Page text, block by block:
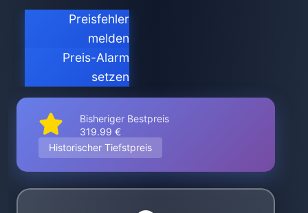
Preisfehler
melden
Preis-Alarm
setzen
Bisheriger Bestpreis
319.99 €
Historischer Tiefstpreis